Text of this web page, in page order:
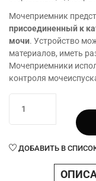
Мочеприемник
присоединенный к
мочи. Устройство
материалов, иметь
Мочеприемники
контроля
товара
Мочеприемник
с
ДОБАВИТЬ В